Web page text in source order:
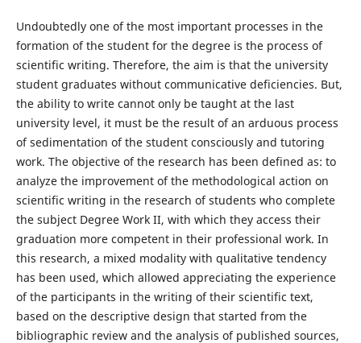
Undoubtedly one of the most important processes in the
formation of the student for the degree is the process of
scientific writing. Therefore, the aim is that the university
student graduates without communicative deficiencies. But,
the ability to write cannot only be taught at the last
university level, it must be the result of an arduous process
of sedimentation of the student consciously and tutoring
work. The objective of the research has been defined as: to
analyze the improvement of the methodological action on
scientific writing in the research of students who complete
the subject Degree Work II, with which they access their
graduation more competent in their professional work. In
this research, a mixed modality with qualitative tendency
has been used, which allowed appreciating the experience
of the participants in the writing of their scientific text,
based on the descriptive design that started from the
bibliographic review and the analysis of published sources,